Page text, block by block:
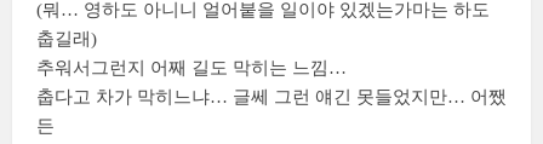
(뭐… 영하도 아니니 얼어붙을 일이야 있겠는가마는 하도
춥길래)
추워서그런지 어째 길도 막히는 느낌…
춥다고 차가 막히느냐… 글쎄 그런 얘긴 못들었지만… 어쨌
든